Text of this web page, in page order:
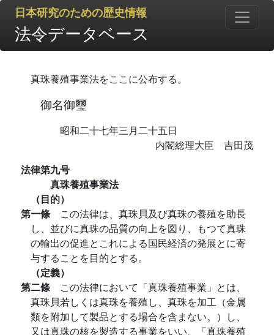
日本研究のための歴史情報
法令データベース
真珠養殖事業法をここに公布する。
御名御璽
昭和二十七年三月二十五日
内閣総理大臣 吉田茂
法律第九号
真珠養殖事業法
（目的）
第一條 この法律は、真珠貝及び真珠の養殖を助長
し、並びに真珠の品質の向上を図り、もつて真珠
の輸出の促進とこれによる国民経済の発展とに寄
与することを目的とする。
（定義）
第二條 この法律において「真珠養殖事業」とは、
真珠貝若しくは真珠を養殖し、真珠を加工（金属
類を附加して製品とする場合を含まない。）し、
又は真珠の核を製造する事業をいい、「真珠養殖